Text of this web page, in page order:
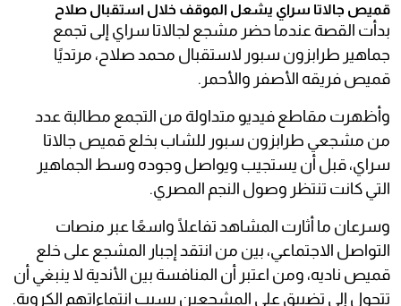
قميص جالاتا سراي يشعل الموقف خلال استقبال صلاح
بدأت القصة عندما حضر مشجع لجالاتا سراي إلى تجمع
جماهير طرابزون سبور لاستقبال محمد صلاح، مرتديًا
قميص فريقه الأصفر والأحمر.
وأظهرت مقاطع فيديو متداولة من التجمع مطالبة عدد
من مشجعي طرابزون سبور للشاب بخلع قميص جالاتا
سراي، قبل أن يستجيب ويواصل وجوده وسط الجماهير
التي كانت تنتظر وصول النجم المصري.
وسرعان ما أثارت المشاهد تفاعلًا واسعًا عبر منصات
التواصل الاجتماعي، بين من انتقد إجبار المشجع على خلع
قميص ناديه، ومن اعتبر أن المنافسة بين الأندية لا ينبغي أن
تتحول إلى تضييق على المشجعين بسبب انتماءاتهم الكروية.